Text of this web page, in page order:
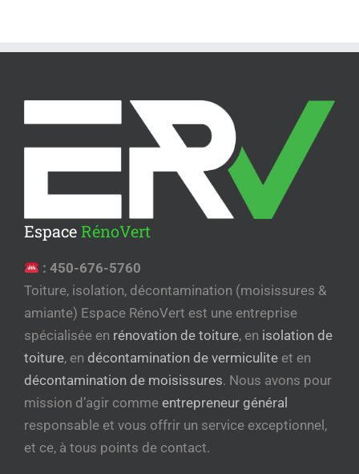
EspaceRénoVert
:450-676-5760
Toiture, isolation, décontamination (moisissures &
amiante) Espace RénoVert est une entreprise
spécialisée en rénovation de toiture, en isolation de
toiture, en décontamination de vermiculite et en
décontamination de moisissures. Nous avons pour
mission d’agir comme entrepreneur général
responsable et vous offrir un service exceptionnel,
et ce, à tous points de contact.